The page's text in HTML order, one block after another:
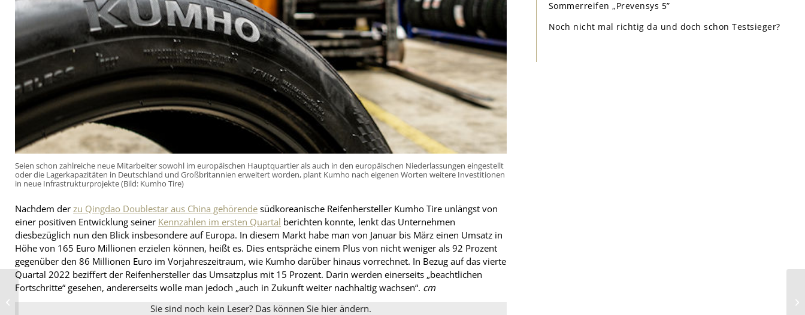
Seien schon zahlreiche neue Mitarbeiter sowohl im europäischen Hauptquartier als auch in den europäischen Niederlassungen eingestellt
oder die Lagerkapazitäten in Deutschland und Großbritannien erweitert worden, plant Kumho nach eigenen Worten weitere Investitionen
in neue Infrastrukturprojekte (Bild: Kumho Tire)
Nachdem der zu Qingdao Doublestar aus China gehörende südkoreanische Reifenhersteller Kumho Tire unlängst von
einer positiven Entwicklung seiner Kennzahlen im ersten Quartal berichten konnte, lenkt das Unternehmen
diesbezüglich nun den Blick insbesondere auf Europa. In diesem Markt habe man von Januar bis März einen Umsatz in
Höhe von 165 Euro Millionen erzielen können, heißt es. Dies entspräche einem Plus von nicht weniger als 92 Prozent
gegenüber den 86 Millionen Euro im Vorjahreszeitraum, wie Kumho darüber hinaus vorrechnet. In Bezug auf das vierte
Quartal 2022 beziffert der Reifenhersteller das Umsatzplus mit 15 Prozent. Darin werden einerseits „beachtlichen
Fortschritte“ gesehen, andererseits wolle man jedoch „auch in Zukunft weiter nachhaltig wachsen“. cm
Sie sind noch kein Leser? Das können Sie hier ändern.
Sommerreifen „Prevensys 5”
Noch nicht mal richtig da und doch schon Testsieger?
Tuning World
Bodensee mit fast zehn